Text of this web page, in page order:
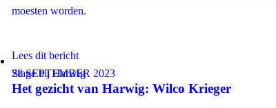
moesten worden.
Lees dit bericht
Stage bij Harwig
28 SEPTEMBER 2023
Het gezicht van Harwig: Wilco Krieger